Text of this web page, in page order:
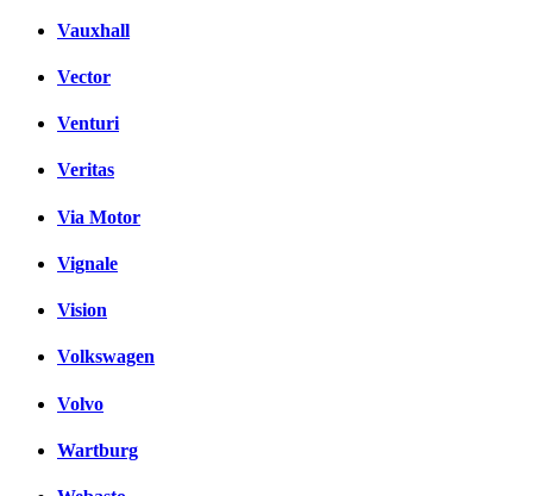
Vauxhall
Vector
Venturi
Veritas
Via Motor
Vignale
Vision
Volkswagen
Volvo
Wartburg